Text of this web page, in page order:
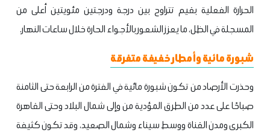
الحرارة الفعلية بقيم تتراوح بين درجة ودرجتين مئويتين أعلى من
المسجلة في الظل، ما يعزز الشعور بالأجواء الحارة خلال ساعات النهار.
شبورة مائية وأمطار خفيفة متفرقة
وحذرت الأرصاد من تكون شبورة مائية في الفترة من الرابعة حتى الثامنة
صباحًا على عدد من الطرق المؤدية من وإلى شمال البلاد وحتى القاهرة
الكبرى ومدن القناة ووسط سيناء وشمال الصعيد، وقد تكون كثيفة